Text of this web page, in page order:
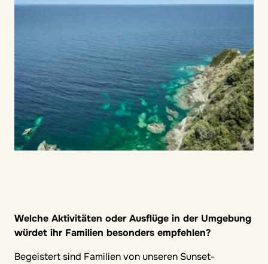
Welche Aktivitäten oder Ausflüge in der Umgebung
würdet ihr Familien besonders empfehlen?
Begeistert sind Familien von unseren Sunset-